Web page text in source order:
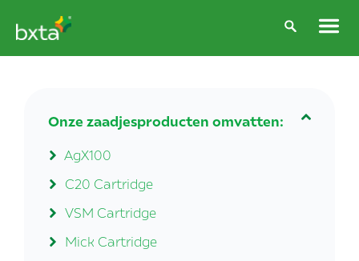
Onze zaadjesproducten omvatten:
AgX100
C20 Cartridge
VSM Cartridge
Mick Cartridge